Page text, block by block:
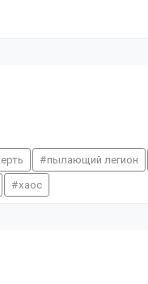
пылающий легион
хаос